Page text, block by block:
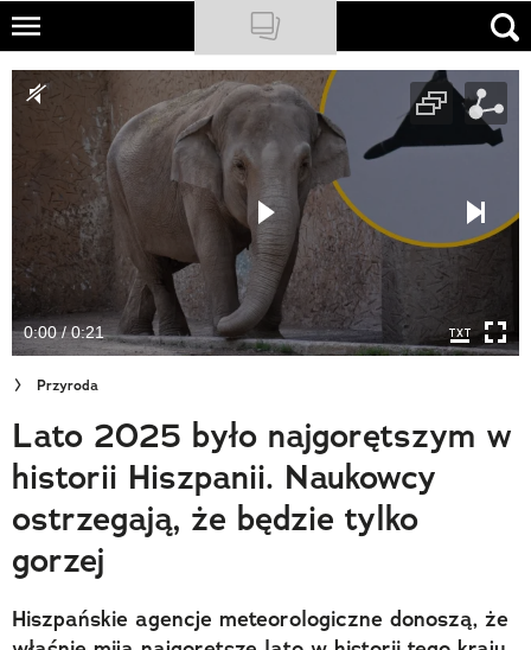
Skip
main
content
NATIONAL GEOGRAPHIC
TRAVELER
PODCASTY
Sklep
Newsletter
Cuda Polski
Wielki Konkurs Fotograficzny
Trendbook Podróżniczy
Polecane
0:00 / 0:21
Przyroda
Lato 2025 było najgorętszym w
historii Hiszpanii. Naukowcy
ostrzegają, że będzie tylko
gorzej
Hiszpańskie agencje meteorologiczne donoszą, że